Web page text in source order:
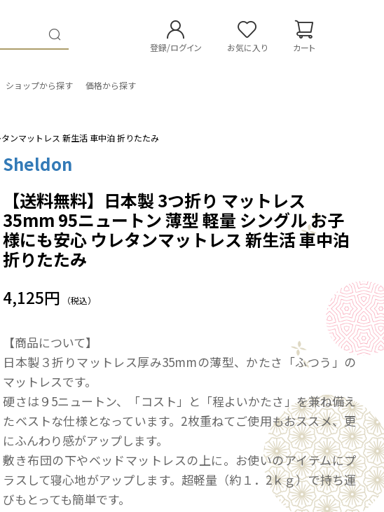
登録/ログイン お気に入り カート
ショップから探す 価格から探す
ンマットレス 新生活 車中泊 折りたたみ
Sheldon
【送料無料】日本製 3つ折り マットレス
35mm 95ニュートン 薄型 軽量 シングル お子
様にも安心 ウレタンマットレス 新生活 車中泊
折りたたみ
4,125円 （税込）
【商品について】
日本製３折りマットレス厚み35mmの薄型、かたさ「ふつう」の
マットレスです。
硬さは９5ニュートン、「コスト」と「程よいかたさ」を兼ね備え
たベストな仕様となっています。2枚重ねてご使用もおススメ、更
にふんわり感がアップします。
敷き布団の下やベッドマットレスの上に。お使いのアイテムにプ
ラスして寝心地がアップします。超軽量（約１．2ｋｇ）で持ち運
びもとっても簡単です。